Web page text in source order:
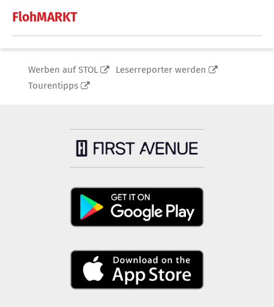
FlohMARKT
Werben auf STOL
Leserreporter werden
Tourentipps